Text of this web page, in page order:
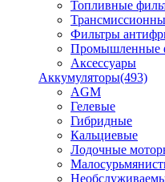
Топливные
Фильтры
Промышленные
Аксессуары
Аккумуляторы(493)
AGM
Гелевые
Гибридные
Кальциевые
Лодочные